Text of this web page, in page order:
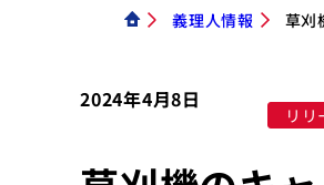
義理人情報 草刈
2024年4月8日
リリ